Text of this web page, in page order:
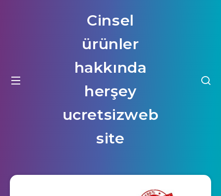
Cinsel
ürünler
hakkında
herşey
ucretsizweb
site